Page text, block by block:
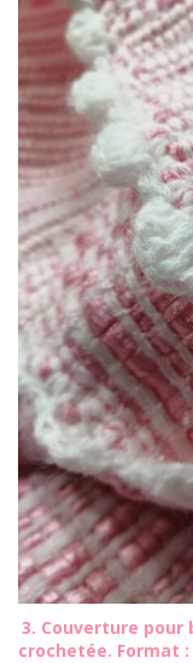
3. Couverture pour
crochetée. Format :